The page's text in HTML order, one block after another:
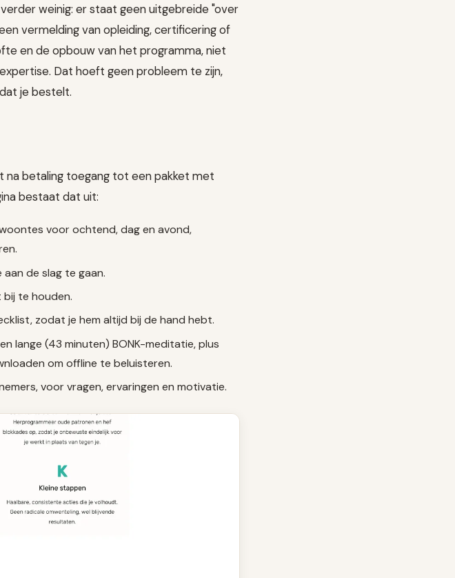
weinig: er staat geen uitgebreide "over
vermelding van opleiding, certificering of
en de opbouw van het programma, niet
Dat hoeft geen probleem te zijn,
je bestelt.
na betaling toegang tot een pakket met
bestaat dat uit:
voor ochtend, dag en avond,
de slag te gaan.
te houden.
zodat je hem altijd bij de hand hebt.
lange (43 minuten) BONK-meditatie, plus
om offline te beluisteren.
voor vragen, ervaringen en motivatie.